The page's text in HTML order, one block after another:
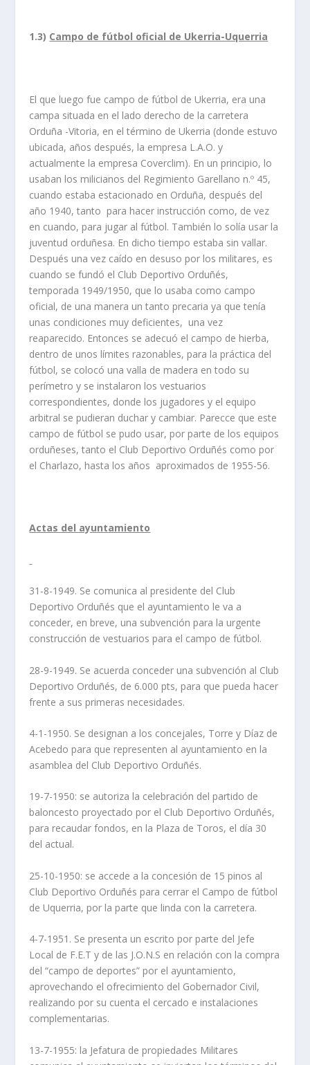
1.3) Campo de fútbol oficial de Ukerria-Uquerria
El que luego fue campo de fútbol de Ukerria, era una
campa situada en el lado derecho de la carretera
Orduña -Vitoria, en el término de Ukerria (donde estuvo
ubicada, años después, la empresa L.A.O. y
actualmente la empresa Coverclim). En un principio, lo
usaban los milicianos del Regimiento Garellano n.º 45,
cuando estaba estacionado en Orduña, después del
año 1940, tanto para hacer instrucción como, de vez
en cuando, para jugar al fútbol. También lo solía usar la
juventud orduñesa. En dicho tiempo estaba sin vallar.
Después una vez caído en desuso por los militares, es
cuando se fundó el Club Deportivo Orduñés,
temporada 1949/1950, que lo usaba como campo
oficial, de una manera un tanto precaria ya que tenía
unas condiciones muy deficientes, una vez
reaparecido. Entonces se adecuó el campo de hierba,
dentro de unos límites razonables, para la práctica del
fútbol, se colocó una valla de madera en todo su
perímetro y se instalaron los vestuarios
correspondientes, donde los jugadores y el equipo
arbitral se pudieran duchar y cambiar. Parecce que este
campo de fútbol se pudo usar, por parte de los equipos
orduñeses, tanto el Club Deportivo Orduñés como por
el Charlazo, hasta los años aproximados de 1955-56.
Actas del ayuntamiento
31-8-1949. Se comunica al presidente del Club
Deportivo Orduñés que el ayuntamiento le va a
conceder, en breve, una subvención para la urgente
construcción de vestuarios para el campo de fútbol.
28-9-1949. Se acuerda conceder una subvención al Club
Deportivo Orduñés, de 6.000 pts, para que pueda hacer
frente a sus primeras necesidades.
4-1-1950. Se designan a los concejales, Torre y Díaz de
Acebedo para que representen al ayuntamiento en la
asamblea del Club Deportivo Orduñés.
19-7-1950: se autoriza la celebración del partido de
baloncesto proyectado por el Club Deportivo Orduñés,
para recaudar fondos, en la Plaza de Toros, el día 30
del actual.
25-10-1950: se accede a la concesión de 15 pinos al
Club Deportivo Orduñés para cerrar el Campo de fútbol
de Uquerria, por la parte que linda con la carretera.
4-7-1951. Se presenta un escrito por parte del Jefe
Local de F.E.T y de las J.O.N.S en relación con la compra
del “campo de deportes” por el ayuntamiento,
aprovechando el ofrecimiento del Gobernador Civil,
realizando por su cuenta el cercado e instalaciones
complementarias.
13-7-1955: la Jefatura de propiedades Militares